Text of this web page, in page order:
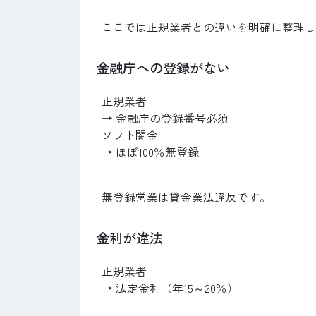
ここでは正規業者との違いを明確に整理
金融庁への登録がない
正規業者
→ 金融庁の登録番号必須
ソフト闇金
→ ほぼ100％無登録
無登録営業は貸金業法違反です。
金利が違法
正規業者
→ 法定金利（年15～20％）